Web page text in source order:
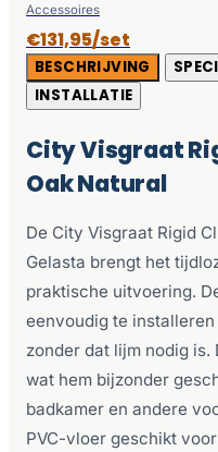
Accessoires
€131,95/set
BESCHRIJVING
INSTALLATIE
City Visgraat
Oak Natural
De City Visgraat Rigid
Gelasta brengt het
praktische uitvoering.
eenvoudig te
zonder dat lijm nodig
wat hem bijzonder
badkamer en andere
PVC-vloer geschikt